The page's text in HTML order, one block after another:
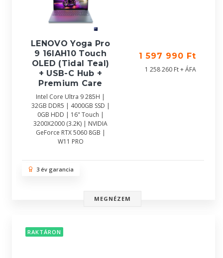
LENOVO Yoga Pro
9 16IAH10 Touch
OLED (Tidal Teal)
+ USB-C Hub +
Premium Care
Intel Core Ultra 9 285H |
32GB DDR5 | 4000GB SSD |
0GB HDD | 16" Touch |
3200X2000 (3.2K) | NVIDIA
GeForce RTX 5060 8GB |
W11 PRO
1 597 990 Ft
1 258 260 Ft + ÁFA
3 év garancia
MEGNÉZEM
RAKTÁRON